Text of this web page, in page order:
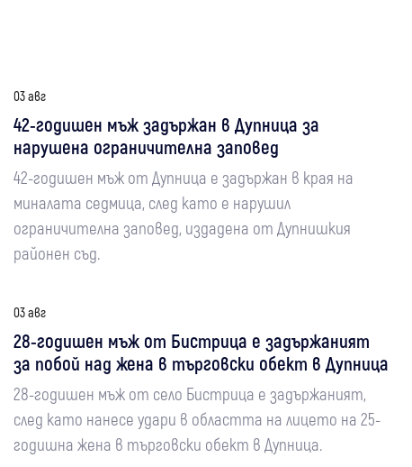
03 авг
42-годишен мъж задържан в Дупница за
нарушена ограничителна заповед
42-годишен мъж от Дупница е задържан в края на
миналата седмица, след като е нарушил
ограничителна заповед, издадена от Дупнишкия
районен съд.
03 авг
28-годишен мъж от Бистрица e задържаният
за побой над жена в търговски обект в Дупница
28-годишен мъж от село Бистрица е задържаният,
след като нанесе удари в областта на лицето на 25-
годишна жена в търговски обект в Дупница.